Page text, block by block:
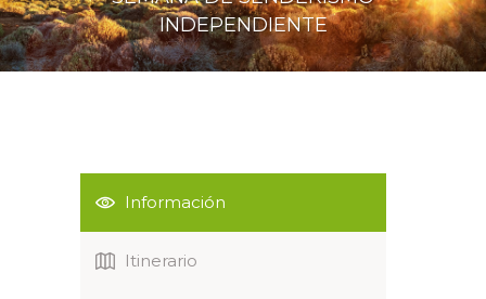
INDEPENDIENTE
Información
Itinerario